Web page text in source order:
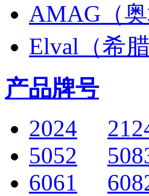
AMAG（奥
Elval（希腊
产品牌号
2024
5052
6061